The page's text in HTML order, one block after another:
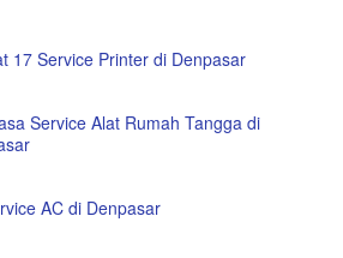
17 Service Printer di Denpasar
Service Alat Rumah Tangga di
AC di Denpasar